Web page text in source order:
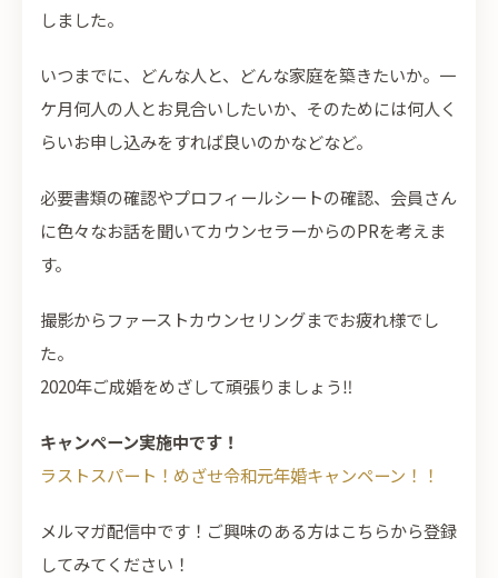
しました。
いつまでに、どんな人と、どんな家庭を築きたいか。一
ケ月何人の人とお見合いしたいか、そのためには何人く
らいお申し込みをすれば良いのかなどなど。
必要書類の確認やプロフィールシートの確認、会員さん
に色々なお話を聞いてカウンセラーからのPRを考えま
す。
撮影からファーストカウンセリングまでお疲れ様でし
た。
2020年ご成婚をめざして頑張りましょう‼
キャンペーン実施中です！
ラストスパート！めざせ令和元年婚キャンペーン！！
メルマガ配信中です！ご興味のある方はこちらから登録
してみてください！